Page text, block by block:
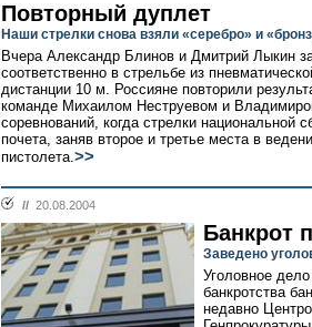
Повторный дуплет
Наши стрелки снова взяли «серебро» и
Вчера Александр Блинов и Дмитрий Лыкин
соответственно в стрельбе из
дистанции 10 м. Россияне повторили
команде Михаилом Неструевом и
соревнований, когда стрелки национальной
почета, заняв второе и третье места в
пистолета.>>
// 20.08.2004
Банкрот
Заведено
Уголовное
банкротства
недавно